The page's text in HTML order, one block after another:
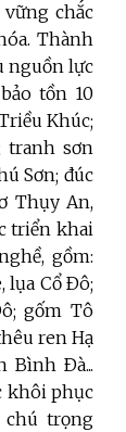
chắc
Thành
nguồn lực
tồn 10
Khúc;
tranh sơn
Sơn; đúc
Thụy An,
triển khai
gồm:
lụa Cổ Ðô;
gốm Tô
ren Hạ
Bình Ðà...
khôi phục
chú trọng